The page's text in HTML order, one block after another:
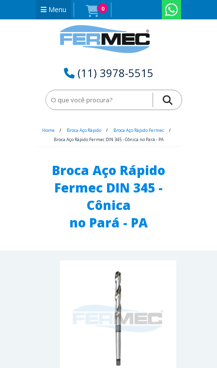
Menu 0
(11) 3978-5515
Home Broca Aço Rápido
Broca Aço Rápido Fermec
Broca Aço Rápido Fermec DIN 345 - Cônica no Pará - PA
Broca Aço Rápido
Fermec DIN 345 -
Cônica
no Pará - PA